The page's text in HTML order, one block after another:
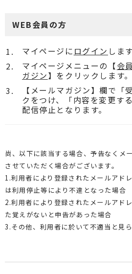
WEB会員の方
マイページに ログイン します
マイページメニューの【会
ガジン】をクリックします。
【メールマガジン】欄で「
クをつけ、「内容を変更す
配信停止となります。
尚、以下に該当する場合、予告なくメ
させていただく場合がございます。
1.利用者により登録されたメールアド
は利用停止等により不達となった場合
2.利用者により登録されたメールアド
た覚えがないと申告があった場合
3.その他、利用者に於いて不適当と見